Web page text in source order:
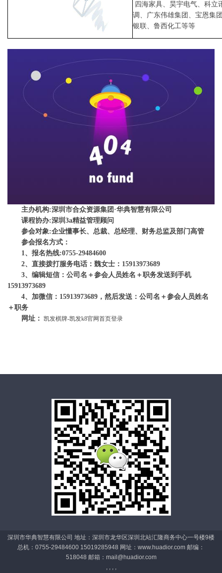
四海家具、昊宇电气、科立
调、广东伟雄集团、宝恩集
银联、鲁西化工等等
主办机构:深圳市合众资源集团·华典智慧有限公司
课程协办:深圳 3a精益管理顾问
参会对象:企业懂事长、总裁、总经理、财务总监及部门高管
参会报名方式：
1 、报名热线:0755-29484600
2、直接拨打服务电话：魏女士： 15913973689
3、编辑短信：公司名＋参会人员姓名＋职务发送到手机
15913973689
4、加微信： 15913973689 ，然后发送：公司名＋参会人员姓名
＋职务
网址： 凯发棋牌-凯发k8官网首页登录
深圳市华典智慧有限公司 地址：深圳市龙华区深圳北站汇隆商务中心一号楼9楼
总机：0755-29484600 15019285948 网址：www.huadior.com 邮编：
518048 邮箱： mail@huadior.com
, , , ,